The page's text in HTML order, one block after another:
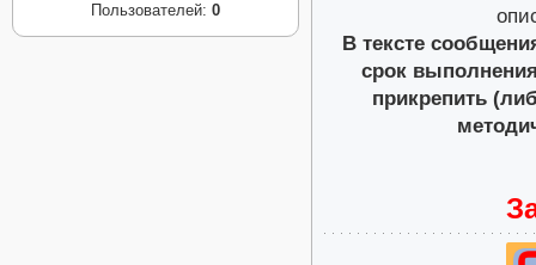
В тексте
срок
прикрепить
Пользователей: 0